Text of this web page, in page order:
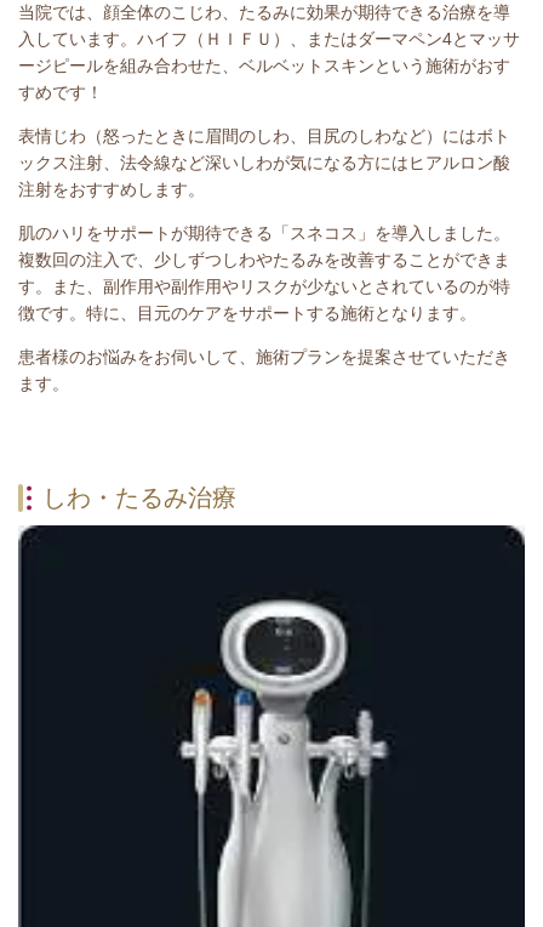
当院では、顔全体のこじわ、たるみに効果が期待できる治療を導
入しています。ハイフ（ＨＩＦＵ）、またはダーマペン4とマッサ
ージピールを組み合わせた、ベルベットスキンという施術がおす
すめです！
表情じわ（怒ったときに眉間のしわ、目尻のしわなど）にはボト
ックス注射、法令線など深いしわが気になる方にはヒアルロン酸
注射をおすすめします。
肌のハリをサポートが期待できる「スネコス」を導入しました。
複数回の注入で、少しずつしわやたるみを改善することができま
す。また、副作用や副作用やリスクが少ないとされているのが特
徴です。特に、目元のケアをサポートする施術となります。
患者様のお悩みをお伺いして、施術プランを提案させていただき
ます。
しわ・たるみ治療